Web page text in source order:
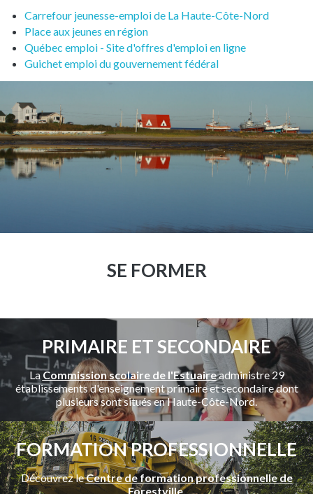
Carrefour jeunesse-emploi de La Haute-Côte-Nord
Place aux jeunes en région
Québec emploi - Site d'offres d'emploi en ligne
Guichet emploi du gouvernement fédéral
SE FORMER
PRIMAIRE ET SECONDAIRE
LaCommission scolaire de l'Estuaireadministre 29
établissements d'enseignement primaire et secondaire dont
plusieurs sont situés en Haute-Côte-Nord.
FORMATION PROFESSIONNELLE
Découvrez leCentre de formation professionnelle de
Forestville.